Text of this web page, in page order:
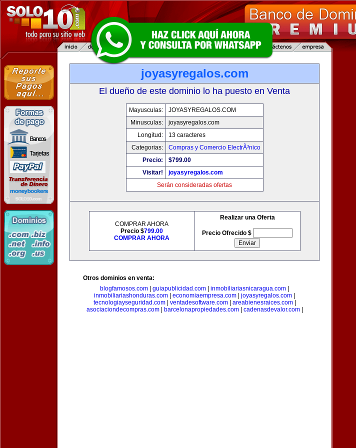
joyasyregalos.com
El dueño de este dominio lo ha puesto en Venta
Mayusculas:
JOYASYREGALOS.COM
Minusculas:
joyasyregalos.com
Longitud:
13 caracteres
Categorias:
Compras y Comercio ElectrÃ³nico
Precio:
$799.00
Visitar!
joyasyregalos.com
Serán consideradas ofertas
COMPRAR AHORA
Precio $799.00
COMPRAR AHORA
Realizar una Oferta
Precio Ofrecido $
Otros dominios en venta:
blogfamosos.com
guiapublicidad.com inmobiliariasnicaragua.com
inmobiliariashonduras.com
economiaempresa.com joyasyregalos.com
tecnologiayseguridad.com| ventadesoftware.com| areabienesraices.com|
asociaciondecompras.com| barcelonapropiedades.com| cadenasdevalor.com|